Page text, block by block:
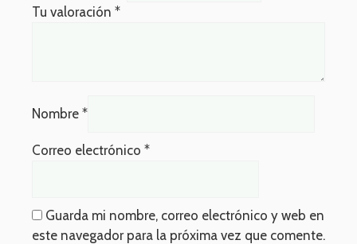
Tu valoración *
Nombre *
Correo electrónico *
Guarda mi nombre, correo electrónico y web en
este navegador para la próxima vez que comente.